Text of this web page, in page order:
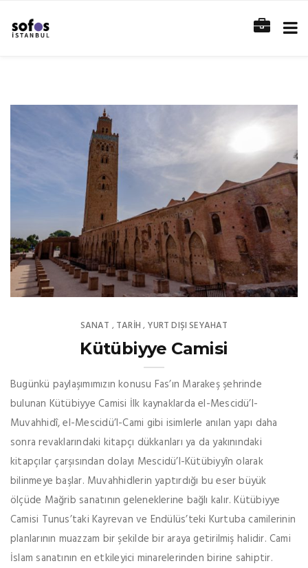
SANAT , TARİH , YURT DIŞI SEYAHAT
Kütübiyye Camisi
Bugünkü paylaşımımızın konusu Fas’ın Marakeş şehrinde
bulunan Kütübiyye Camisi İlk kaynaklarda el-Mescidü’l-
Muvahhidî, el-Mescidü’l-Cami gibi isimlerle anılan yapı daha
sonra revaklarındaki kitapçı dükkanları ya da yakınındaki
kitapçılar çarşısından dolayı Mescidü’l-Kütübiyyîn olarak
bilinmeye başlar. Muvahhidlerin yaptırdığı bu eser büyük
ölçüde Mağrib sanatının geleneklerine bağlı kalır. Kütübiyye
Camisi Tunus’taki Kayrevan ve Endülüs’teki Kurtuba camilerinin
planlarının muazzam bir şekilde bir araya getirilmiş halidir. Cami
İslam sanatının en etkileyici minarelerinden birine sahiptir.